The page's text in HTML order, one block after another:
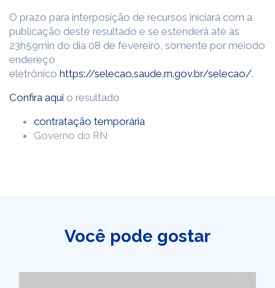
O prazo para interposição de recursos iniciará com a
publicação deste resultado e se estenderá até às
23h59min do dia 08 de fevereiro, somente por meiodo
endereço
eletrônico https://selecao.saude.rn.gov.br/selecao/.
Confira aqui o resultado
contratação temporária
Governo do RN
Você pode gostar